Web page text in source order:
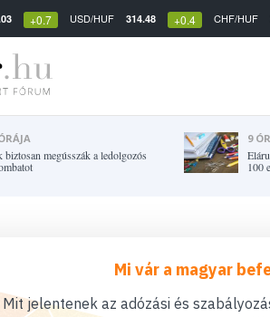
+0.7 USD/HUF 314.48 +0.4 CHF/HUF
biztosan megússzák a ledolgozós
9
100
Mi vár a magyar
Mit jelentenek az adózási és